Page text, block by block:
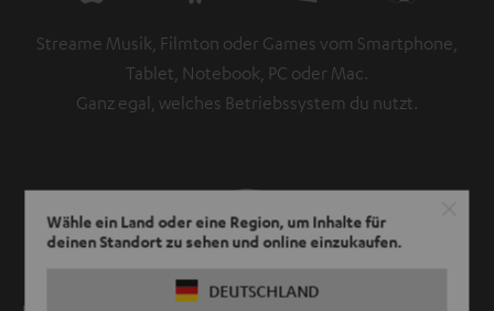
Wähle ein Land oder eine Region, um Inhalte für
deinen Standort zu sehen und online einzukaufen.
DEUTSCHLAND
Streame Musik, Filmton oder Games vom Smartphone,
Tablet, Notebook, PC oder Mac.
Ganz egal, welches Betriebssystem du nutzt.